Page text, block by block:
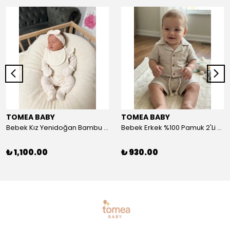
TOMEA BABY
Bebek Kız Yenidoğan Bambu 5'li Set - Nefes Alan Kumaş
₺ 1,100.00
TOMEA BABY
Bebek Erkek %100 Pamuk 2'Li Şort-Tshirt Takım - Nefes Alan Kumaş
₺ 930.00